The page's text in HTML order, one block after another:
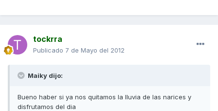
tockrra
Publicado 7 de Mayo del 2012
Maiky dijo:
Bueno haber si ya nos quitamos la lluvia de las narices y
disfrutamos del dia